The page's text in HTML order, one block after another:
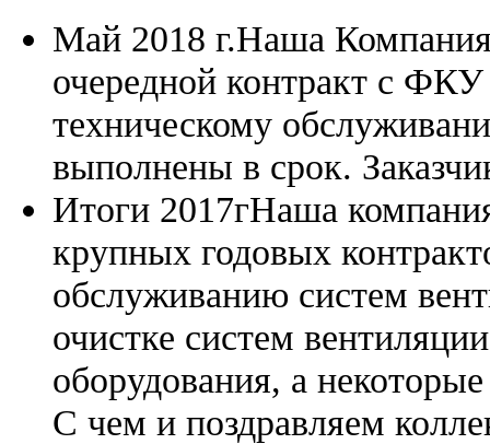
Май 2018 г.Наша
очередной контракт с
техническому
выполнены в срок.
Итоги 2017гНаша
крупных годовых
обслуживанию систем
очистке систем
оборудования, а
С чем и поздравляем